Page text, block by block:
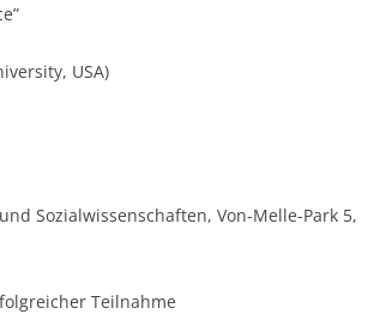
USA)
Sozialwissenschaften, Von-Melle-Park 5,
Teilnahme